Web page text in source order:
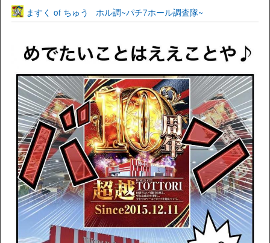
ますく of ちゅう ホル調~パチ7ホール調査隊~